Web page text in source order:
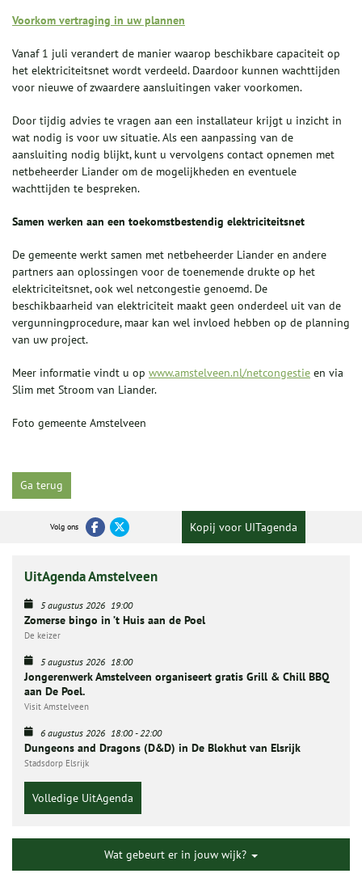
Voorkom vertraging in uw plannen
Vanaf 1 juli verandert de manier waarop beschikbare capaciteit op
het elektriciteitsnet wordt verdeeld. Daardoor kunnen wachttijden
voor nieuwe of zwaardere aansluitingen vaker voorkomen.
Door tijdig advies te vragen aan een installateur krijgt u inzicht in
wat nodig is voor uw situatie. Als een aanpassing van de
aansluiting nodig blijkt, kunt u vervolgens contact opnemen met
netbeheerder Liander om de mogelijkheden en eventuele
wachttijden te bespreken.
Samen werken aan een toekomstbestendig elektriciteitsnet
De gemeente werkt samen met netbeheerder Liander en andere
partners aan oplossingen voor de toenemende drukte op het
elektriciteitsnet, ook wel netcongestie genoemd. De
beschikbaarheid van elektriciteit maakt geen onderdeel uit van de
vergunningprocedure, maar kan wel invloed hebben op de planning
van uw project.
Meer informatie vindt u op www.amstelveen.nl/netcongestie en via
Slim met Stroom van Liander.
Foto gemeente Amstelveen
Ga terug
Volg ons Kopij voor UITagenda
UitAgenda Amstelveen
5 augustus 2026 19:00
Zomerse bingo in ’t Huis aan de Poel
De keizer
5 augustus 2026 18:00
Jongerenwerk Amstelveen organiseert gratis Grill & Chill BBQ
aan De Poel.
Visit Amstelveen
6 augustus 2026 18:00-22:00
Dungeons and Dragons (D&D) in De Blokhut van Elsrijk
Stadsdorp Elsrijk
Volledige UitAgenda
Wat gebeurt er in jouw wijk?